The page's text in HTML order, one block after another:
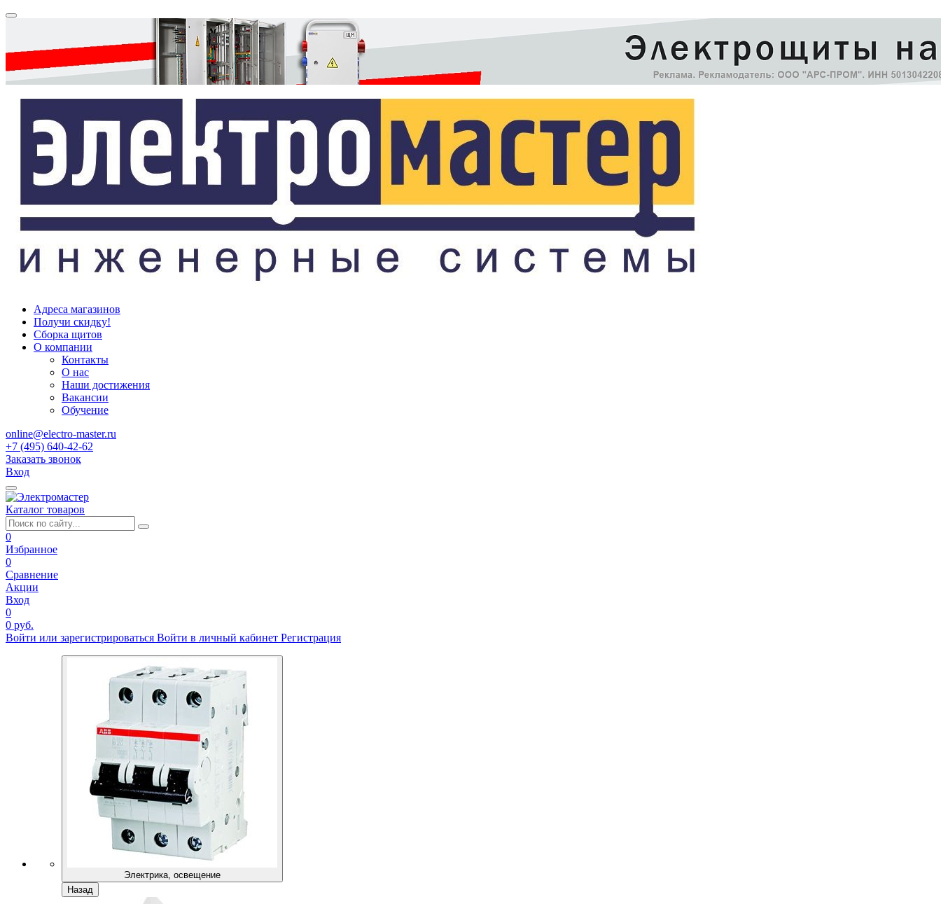
Адреса магазинов
Получи скидку!
Сборка щитов
О компании
Контакты
О нас
Наши достижения
Вакансии
Обучение
online@electro-master.ru
+7 (495) 640-42-62
Заказать звонок
Вход
Каталог товаров
0
Избранное
0
Сравнение
Акции
Вход
0
0 руб.
Войти или зарегистрироваться Войти в личный кабинет Регистрация
Электрика, освещение
Назад